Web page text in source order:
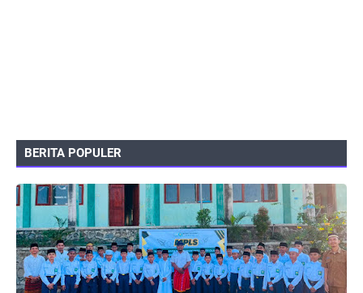
BERITA POPULER